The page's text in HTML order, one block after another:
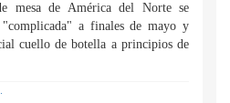
mesa de América del Norte se
a finales de mayo y
cuello de botella a principios de